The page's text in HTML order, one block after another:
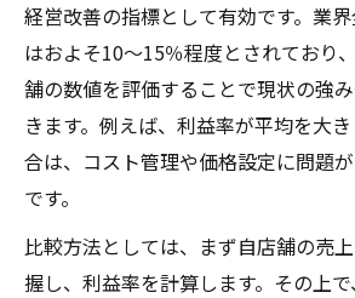
経営改善の指標として有効です。業
はおよそ10～15％程度とされており
舗の数値を評価することで現状の強
きます。例えば、利益率が平均を大
合は、コスト管理や価格設定に問題
です。
比較方法としては、まず自店舗の売
握し、利益率を計算します。その上